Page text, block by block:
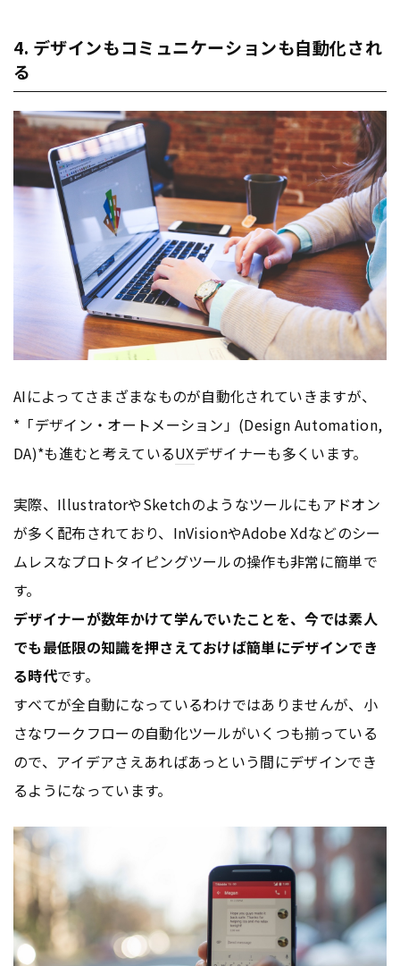
4. デザインもコミュニケーションも自動化され
る
AIによってさまざまなものが自動化されていきますが、
*「デザイン・オートメーション」(Design Automation,
DA)*も進むと考えているUXデザイナーも多くいます。
実際、IllustratorやSketchのようなツールにもアドオン
が多く配布されており、InVisionやAdobe Xdなどのシー
ムレスなプロトタイピングツールの操作も非常に簡単で
す。
デザイナーが数年かけて学んでいたことを、今では素人
でも最低限の知識を押さえておけば簡単にデザインでき
る時代です。
すべてが全自動になっているわけではありませんが、小
さなワークフローの自動化ツールがいくつも揃っている
ので、アイデアさえあればあっという間にデザインでき
るようになっています。